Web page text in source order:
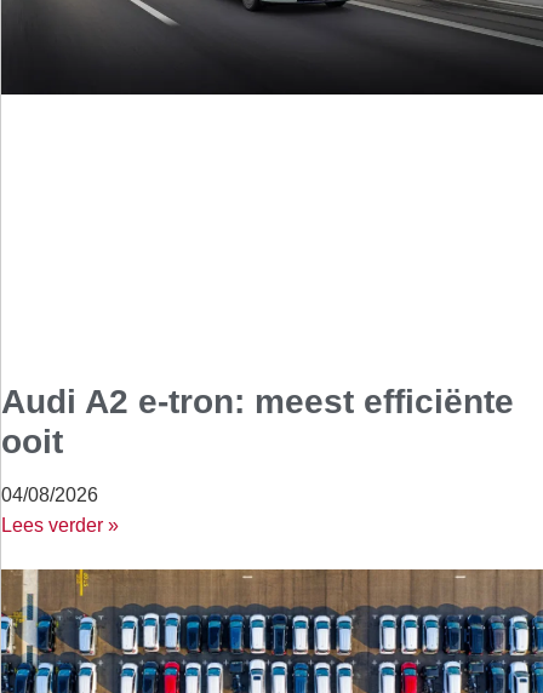
Audi A2 e-tron: meest efficiënte
ooit
04/08/2026
Lees verder »